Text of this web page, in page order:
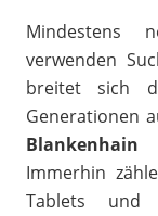
Mindestens
verwenden
breitet sich
Generationen
Blankenhain
Immerhin
Tablets und